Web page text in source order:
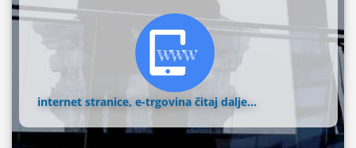
internet stranice, e-trgovina čitaj dalje...